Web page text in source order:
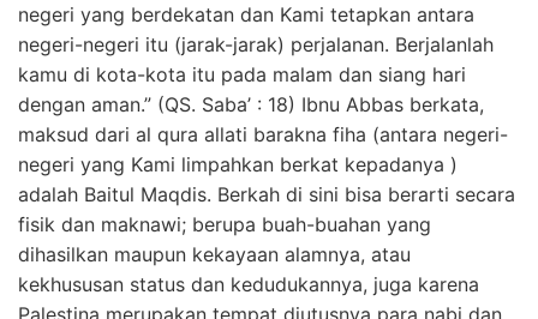
negeri yang berdekatan dan Kami tetapkan antara
negeri-negeri itu (jarak-jarak) perjalanan. Berjalanlah
kamu di kota-kota itu pada malam dan siang hari
dengan aman.” (QS. Saba’ : 18) Ibnu Abbas berkata,
maksud dari al qura allati barakna fiha (antara negeri-
negeri yang Kami limpahkan berkat kepadanya )
adalah Baitul Maqdis. Berkah di sini bisa berarti secara
fisik dan maknawi; berupa buah-buahan yang
dihasilkan maupun kekayaan alamnya, atau
kekhususan status dan kedudukannya, juga karena
Palestina merupakan tempat diutusnya para nabi dan